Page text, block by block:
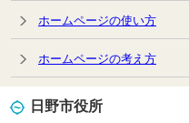
ホームページの使い方
ホームページの考え方
日野市役所